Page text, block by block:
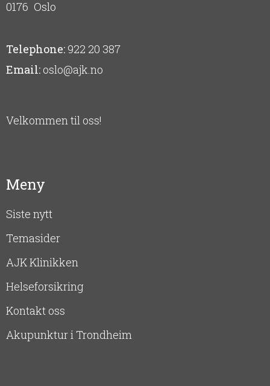
0176 Oslo
Telephone: 922 20 387
Email: oslo@ajk.no
Velkommen til oss!
Meny
Siste nytt
Temasider
AJK Klinikken
Helseforsikring
Kontakt oss
Akupunktur i Trondheim